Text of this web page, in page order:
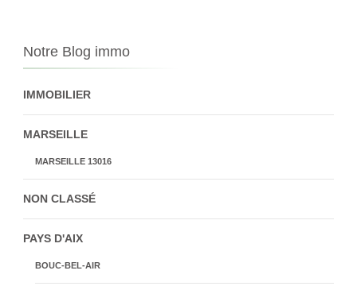
Notre Blog immo
IMMOBILIER
MARSEILLE
MARSEILLE 13016
NON CLASSÉ
PAYS D'AIX
BOUC-BEL-AIR